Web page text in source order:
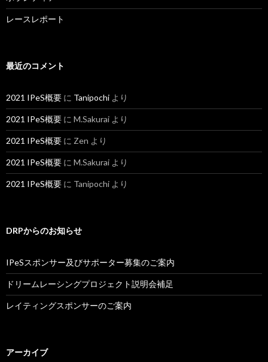
レースレポート
最近のコメント
2021 IPeS概要 に Tanipochi より
2021 IPeS概要 に M.Sakurai より
2021 IPeS概要 に Zen より
2021 IPeS概要 に M.Sakurai より
2021 IPeS概要 に Tanipochi より
DRPからのお知らせ
IPeSスポンサー及びサポーター募集のご案内
ドリームレーシングプロジェクト説明会補足
レイティングスポンサーのご案内
アーカイブ